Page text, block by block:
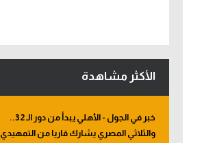
الأكثر مشاهدة
خبر في الجول - الأهلي يبدأ من دور الـ 32..
والثلاثي المصري يشارك قاريا من التمهيدي